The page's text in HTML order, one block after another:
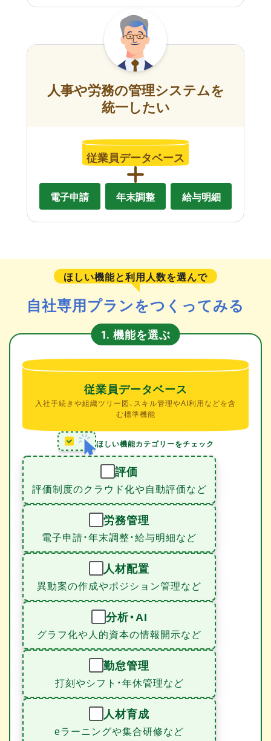
人事や労務の管理システムを
統一したい
従業員データベース
電子申請 年末調整 給与明細
ほしい機能と利用人数を選んで
自社専用プランをつくってみる
1. 機能を選ぶ
従業員データベース
入社手続きや組織ツリー図、スキル管理やAI利用などを含
む標準機能
ほしい機能カテゴリーをチェック
評価
評価制度のクラウド化や自動評価など
労務管理
電子申請・年末調整・給与明細など
人材配置
異動案の作成やポジション管理など
分析・AI
グラフ化や人的資本の情報開示など
勤怠管理
打刻やシフト・年休管理など
人材育成
eラーニングや集合研修など